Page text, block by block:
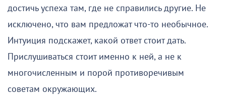
достичь успеха там, где не справились другие. Не
исключено, что вам предложат что-то необычное.
Интуиция подскажет, какой ответ стоит дать.
Прислушиваться стоит именно к ней, а не к
многочисленным и порой противоречивым
советам окружающих.